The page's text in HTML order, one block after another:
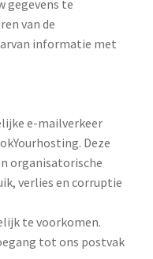
gegevens te
van de
informatie met
e-mailverkeer
Deze
organisatorische
verlies en corruptie
te voorkomen.
tot ons postvak